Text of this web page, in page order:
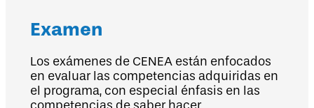
Examen
Los exámenes de CENEA están enfocados
en evaluar las competencias adquiridas en
el programa, con especial énfasis en las